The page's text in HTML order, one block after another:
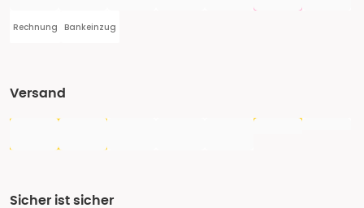
Rechnung Bankeinzug
Versand
Sicher ist sicher